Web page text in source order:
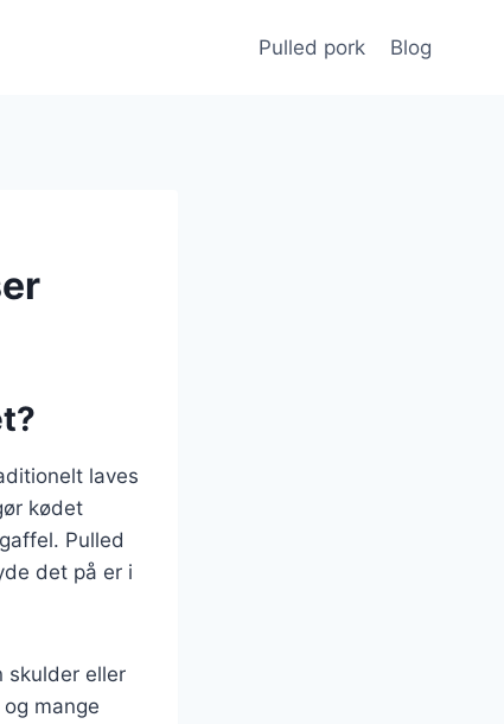
Pulled pork Blog
laves
kødet
Pulled
det på er i
skulder eller
mange